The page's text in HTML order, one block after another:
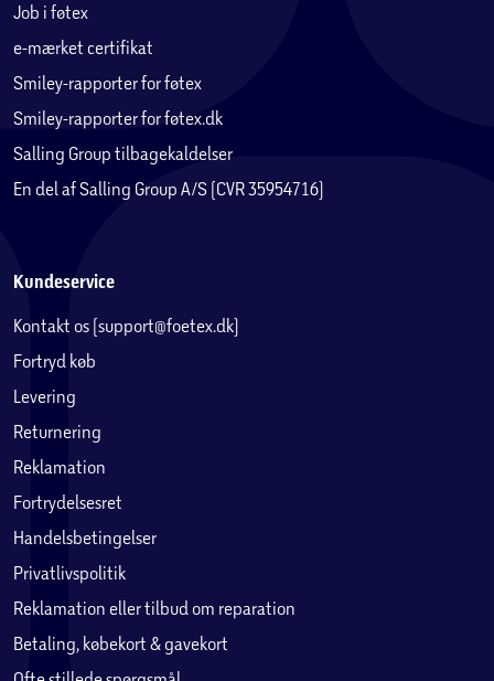
Job i føtex
e-mærket certifikat
Smiley-rapporter for føtex
Smiley-rapporter for føtex.dk
Salling Group tilbagekaldelser
En del af Salling Group A/S (CVR 35954716)
Kundeservice
Kontakt os (support@foetex.dk)
Fortryd køb
Levering
Returnering
Reklamation
Fortrydelsesret
Handelsbetingelser
Privatlivspolitik
Reklamation eller tilbud om reparation
Betaling, købekort & gavekort